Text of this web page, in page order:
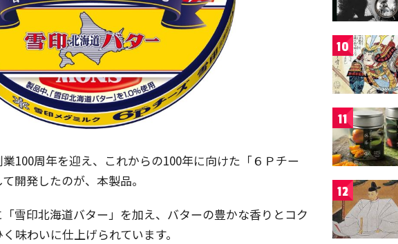
100周年を迎え、これからの100年に向けた「６Ｐチー
開発したのが、本製品。
雪印北海道バター」を加え、バターの豊かな香りとコク
味わいに仕上げられています。
10
11
12